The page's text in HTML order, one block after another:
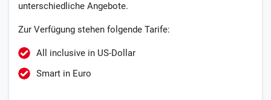
unterschiedliche Angebote.
Zur Verfügung stehen folgende Tarife:
All inclusive in US-Dollar
Smart in Euro